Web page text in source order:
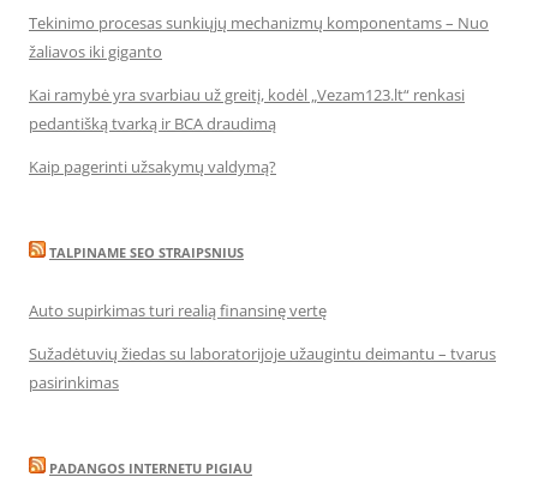
Tekinimo procesas sunkiųjų mechanizmų komponentams – Nuo
žaliavos iki giganto
Kai ramybė yra svarbiau už greitį, kodėl „Vezam123.lt“ renkasi
pedantišką tvarką ir BCA draudimą
Kaip pagerinti užsakymų valdymą?
TALPINAME SEO STRAIPSNIUS
Auto supirkimas turi realią finansinę vertę
Sužadėtuvių žiedas su laboratorijoje užaugintu deimantu – tvarus
pasirinkimas
PADANGOS INTERNETU PIGIAU